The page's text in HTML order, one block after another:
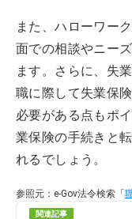
また、ハローワー
面での相談やニー
ます。さらに、失
職に際して失業保
必要がある点もポ
業保険の手続きと
れるでしょう。
参照元：e-Gov法令検索「
関連記事